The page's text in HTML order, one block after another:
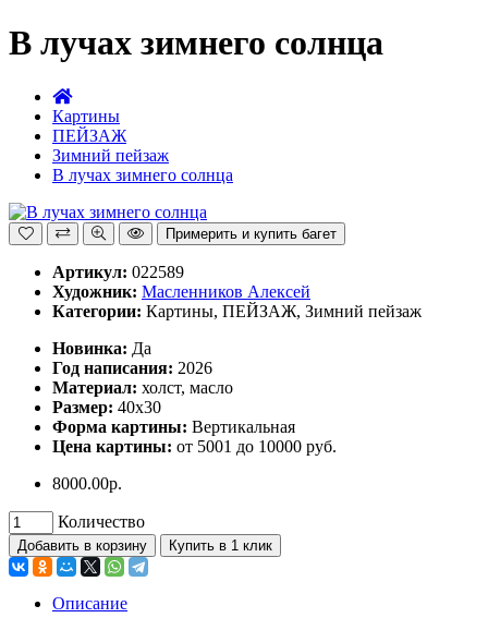
В лучах зимнего солнца
Картины
ПЕЙЗАЖ
Зимний пейзаж
В лучах зимнего солнца
Примерить и купить багет
Артикул: 022589
Художник: Масленников Алексей
Категории: Картины, ПЕЙЗАЖ, Зимний пейзаж
Hoвинка: Да
Год написания: 2026
Материал: холст, масло
Размер: 40х30
Форма картины: Вертикальная
Цена картины: от 5001 до 10000 руб.
8000.00р.
Количество
Добавить в корзину Купить в 1 клик
Описание